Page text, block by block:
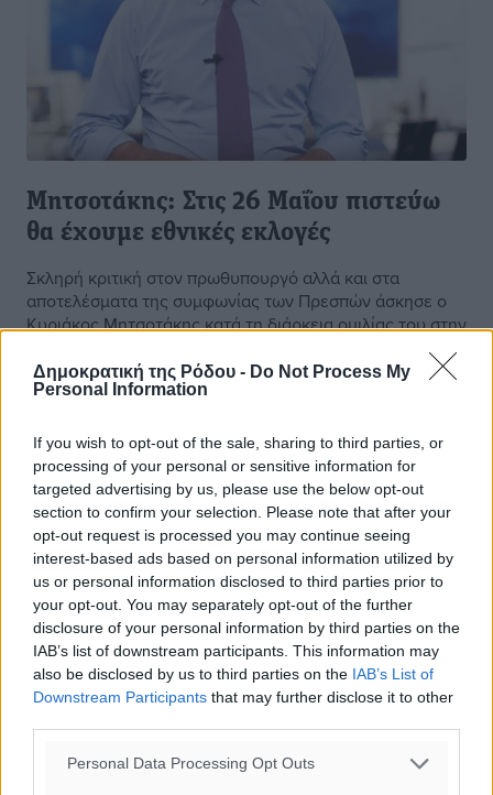
Δημοκρατική της Ρόδου - Do Not Process My
Personal Information
If you wish to opt-out of the sale, sharing to third parties, or
processing of your personal or sensitive information for
targeted advertising by us, please use the below opt-out
section to confirm your selection. Please note that after your
opt-out request is processed you may continue seeing
interest-based ads based on personal information utilized by
us or personal information disclosed to third parties prior to
your opt-out. You may separately opt-out of the further
disclosure of your personal information by third parties on the
IAB’s list of downstream participants. This information may
also be disclosed by us to third parties on the IAB’s List of
Downstream Participants that may further disclose it to other
Personal Data Processing Opt Outs
Μητσοτάκης: Στις 26 Μαΐου πιστεύω
θα έχουμε εθνικές εκλογές
Σκληρή κριτική στον πρωθυπουργό αλλά και στα
αποτελέσματα της συμφωνίας των Πρεσπών άσκησε ο
Κυριάκος Μητσοτάκης κατά τη διάρκεια ομιλίας του στην
10.02.19, 14:41